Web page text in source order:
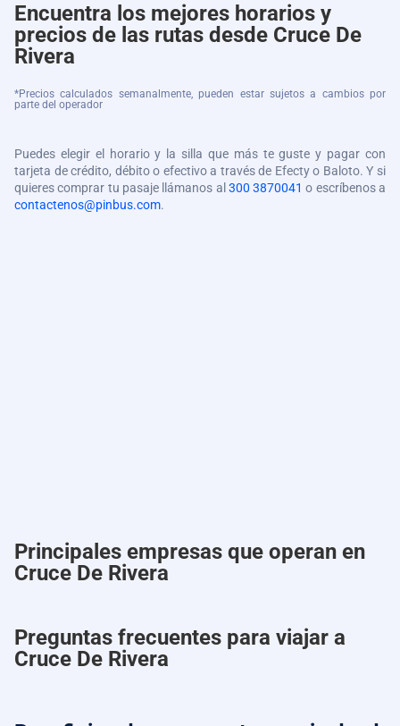
Encuentra los mejores horarios y
precios de las rutas desde Cruce De
Rivera
*Precios calculados semanalmente, pueden estar sujetos a cambios por
parte del operador
Puedes elegir el horario y la silla que más te guste y pagar con
tarjeta de crédito, débito o efectivo a través de Efecty o Baloto. Y si
quieres comprar tu pasaje llámanos al 300 3870041 o escríbenos a
contactenos@pinbus.com.
Principales empresas que operan en
Cruce De Rivera
Preguntas frecuentes para viajar a
Cruce De Rivera